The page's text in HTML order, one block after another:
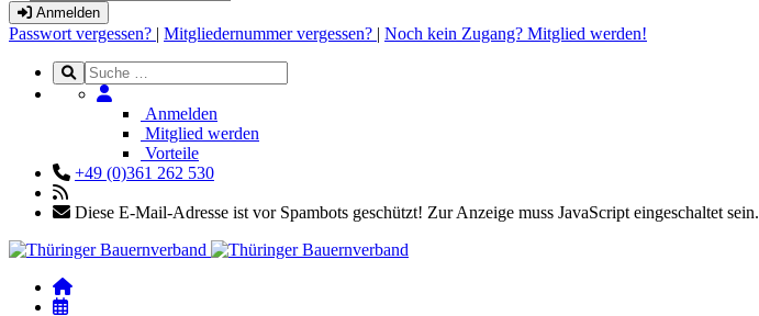
Anmelden
Passwort vergessen? | Mitgliedernummer vergessen? | Noch kein Zugang? Mitglied werden!
Anmelden
Mitglied werden
Vorteile
+49 (0)361 262 530
Diese E-Mail-Adresse ist vor Spambots geschützt! Zur Anzeige muss JavaScript eingeschaltet sein.